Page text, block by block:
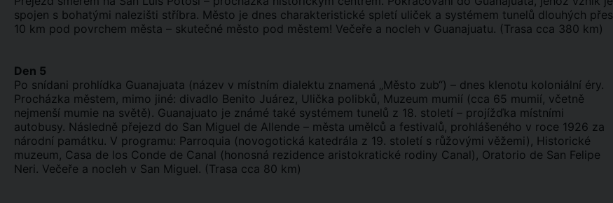
spojen s bohatými nalezišti stříbra. Město je dnes charakteristické spletí uliček a systémem tunelů dlouhých přes
10 km pod povrchem města – skutečné město pod městem! Večeře a nocleh v Guanajuatu. (Trasa cca 380 km)
Den 5
Po snídani prohlídka Guanajuata (název v místním dialektu znamená „Město zub“) – dnes klenotu koloniální éry.
Procházka městem, mimo jiné: divadlo Benito Juárez, Ulička polibků, Muzeum mumií (cca 65 mumií, včetně
nejmenší mumie na světě). Guanajuato je známé také systémem tunelů z 18. století – projížďka místními
autobusy. Následně přejezd do San Miguel de Allende – města umělců a festivalů, prohlášeného v roce 1926 za
národní památku. V programu: Parroquia (novogotická katedrála z 19. století s růžovými věžemi), Historické
muzeum, Casa de los Conde de Canal (honosná rezidence aristokratické rodiny Canal), Oratorio de San Felipe
Neri. Večeře a nocleh v San Miguel. (Trasa cca 80 km)